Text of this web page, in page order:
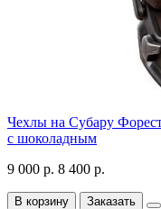
Чехлы на Субару
с шоколадным
9 000 р. 8 400 р.
В корзину Заказать